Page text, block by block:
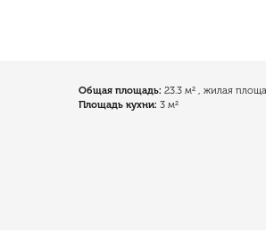
Общая площадь: 23.3 м² , жилая
Площадь кухни: 3 м²